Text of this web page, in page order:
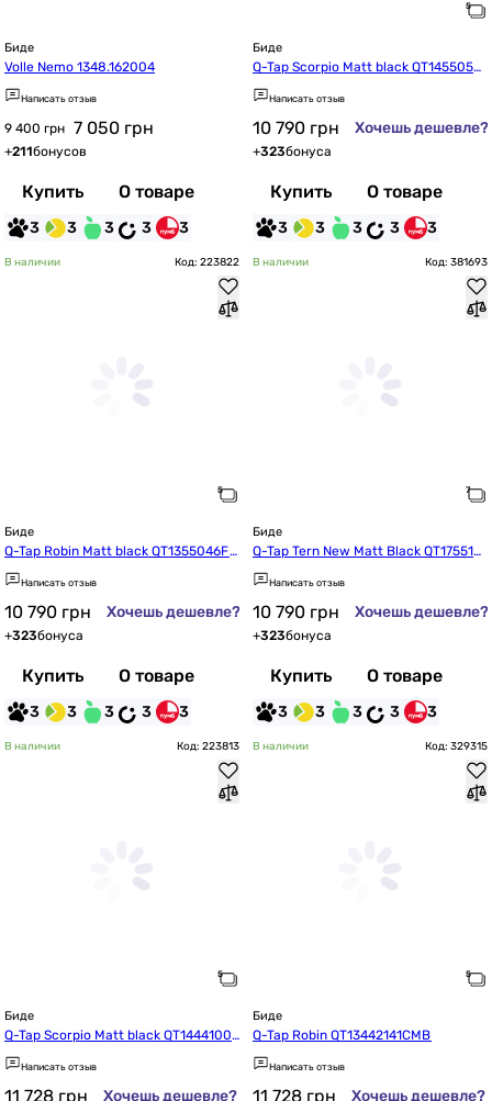
Биде
Volle Nemo 1348.162004
Написать отзыв
9 400 грн 7 050 грн
+211бонусов
Купить О товаре
3 3 3 3 3
Биде
Q-Tap Scorpio Matt black QT1455053
FMB
Написать отзыв
10 790 грн Хочешь дешевле?
+323бонуса
Купить О товаре
3 3 3 3 3
В наличии Код: 223822
Биде
Q-Tap Robin Matt black QT1355046F
MB
Написать отзыв
10 790 грн Хочешь дешевле?
+323бонуса
Купить О товаре
3 3 3 3 3
В наличии Код: 381693
Биде
Q-Tap Tern New Matt Black QT175513
03GMB
Написать отзыв
10 790 грн Хочешь дешевле?
+323бонуса
Купить О товаре
3 3 3 3 3
В наличии Код: 223813
Биде
Q-Tap Scorpio Matt black QT1444100
3CMB
Написать отзыв
11 728 грн Хочешь дешевле?
В наличии Код: 329315
Биде
Q-Tap Robin QT13442141CMB
Написать отзыв
11 728 грн Хочешь дешевле?